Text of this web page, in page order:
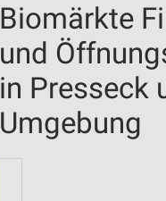
Biomärkte
und
in Presseck
Umgebung